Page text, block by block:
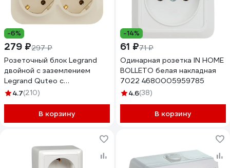
-6%
279 ₽297 ₽
Розеточный блок Legrand
двойной с заземлением
Legrand Quteo с
предварительным
IP20 16А 250В винтовые
зажимы накладной монтаж
4.7(210)
В корзину
-14%
61 ₽71 ₽
Одинарная розетка IN HOME
BOLLETO белая накладная
7022 4680005959785
4.6(38)
В корзину